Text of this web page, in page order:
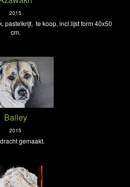
2015
pastelkrijt, te koop, incl.lijst form 40x50
cm.
Bailey
2015
gemaakt.